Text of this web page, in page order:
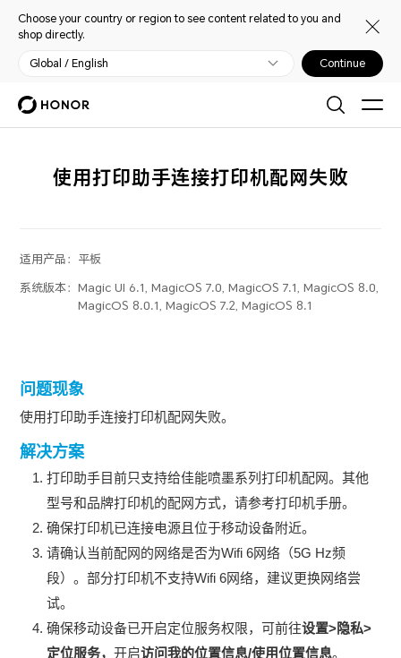
Choose your country or region to see content related to you and
shop directly.
Global / English Continue
使用打印助手连接打印机配网失败
适用产品： 平板
系统版本：Magic UI 6.1, MagicOS 7.0, MagicOS 7.1, MagicOS 8.0,
MagicOS 8.0.1, MagicOS 7.2, MagicOS 8.1
问题现象
使用打印助手连接打印机配网失败。
解决方案
打印助手目前只支持给佳能喷墨系列打印机配网。其他
型号和品牌打印机的配网方式，请参考打印机手册。
确保打印机已连接电源且位于移动设备附近。
请确认当前配网的网络是否为Wifi 6网络（5G Hz频
段）。部分打印机不支持Wifi 6网络，建议更换网络尝
试。
确保移动设备已开启定位服务权限，可前往设置>隐私>
定位服务，开启访问我的位置信息/使用位置信息。